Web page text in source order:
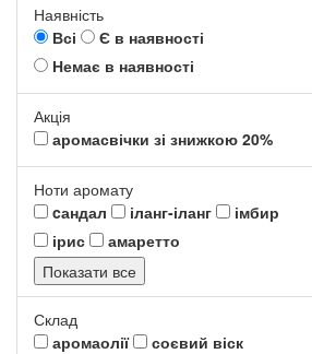
Наявність
Всі
Є в наявності
Немає в наявності
Акція
аромасвічки зі знижкою 20%
Ноти аромату
cандал
іланг-іланг
імбир
ірис
амаретто
Показати все
Склад
аромаолії
соєвий віск